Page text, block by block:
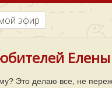
эфир
Это делаю все, не